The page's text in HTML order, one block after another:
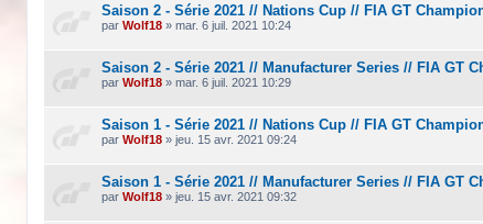
Saison 2 - Série 2021 // Nations Cup // FIA GT
parWolf18 »mar. 6 juil. 2021 10:24
Saison 2 - Série 2021 // Manufacturer Series // FIA GT
parWolf18 »mar. 6 juil. 2021 10:29
Saison 1 - Série 2021 // Nations Cup // FIA GT
parWolf18 »jeu. 15 avr. 2021 09:24
Saison 1 - Série 2021 // Manufacturer Series // FIA GT
parWolf18 »jeu. 15 avr. 2021 09:32